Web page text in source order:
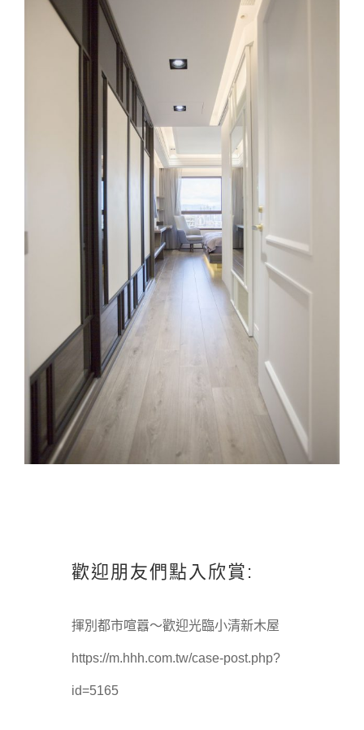
歡迎朋友們點入欣賞:
揮別都市喧囂～歡迎光臨小清新木屋
https://m.hhh.com.tw/case-post.php?
id=5165